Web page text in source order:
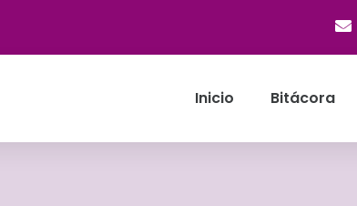

Inicio Bitácora